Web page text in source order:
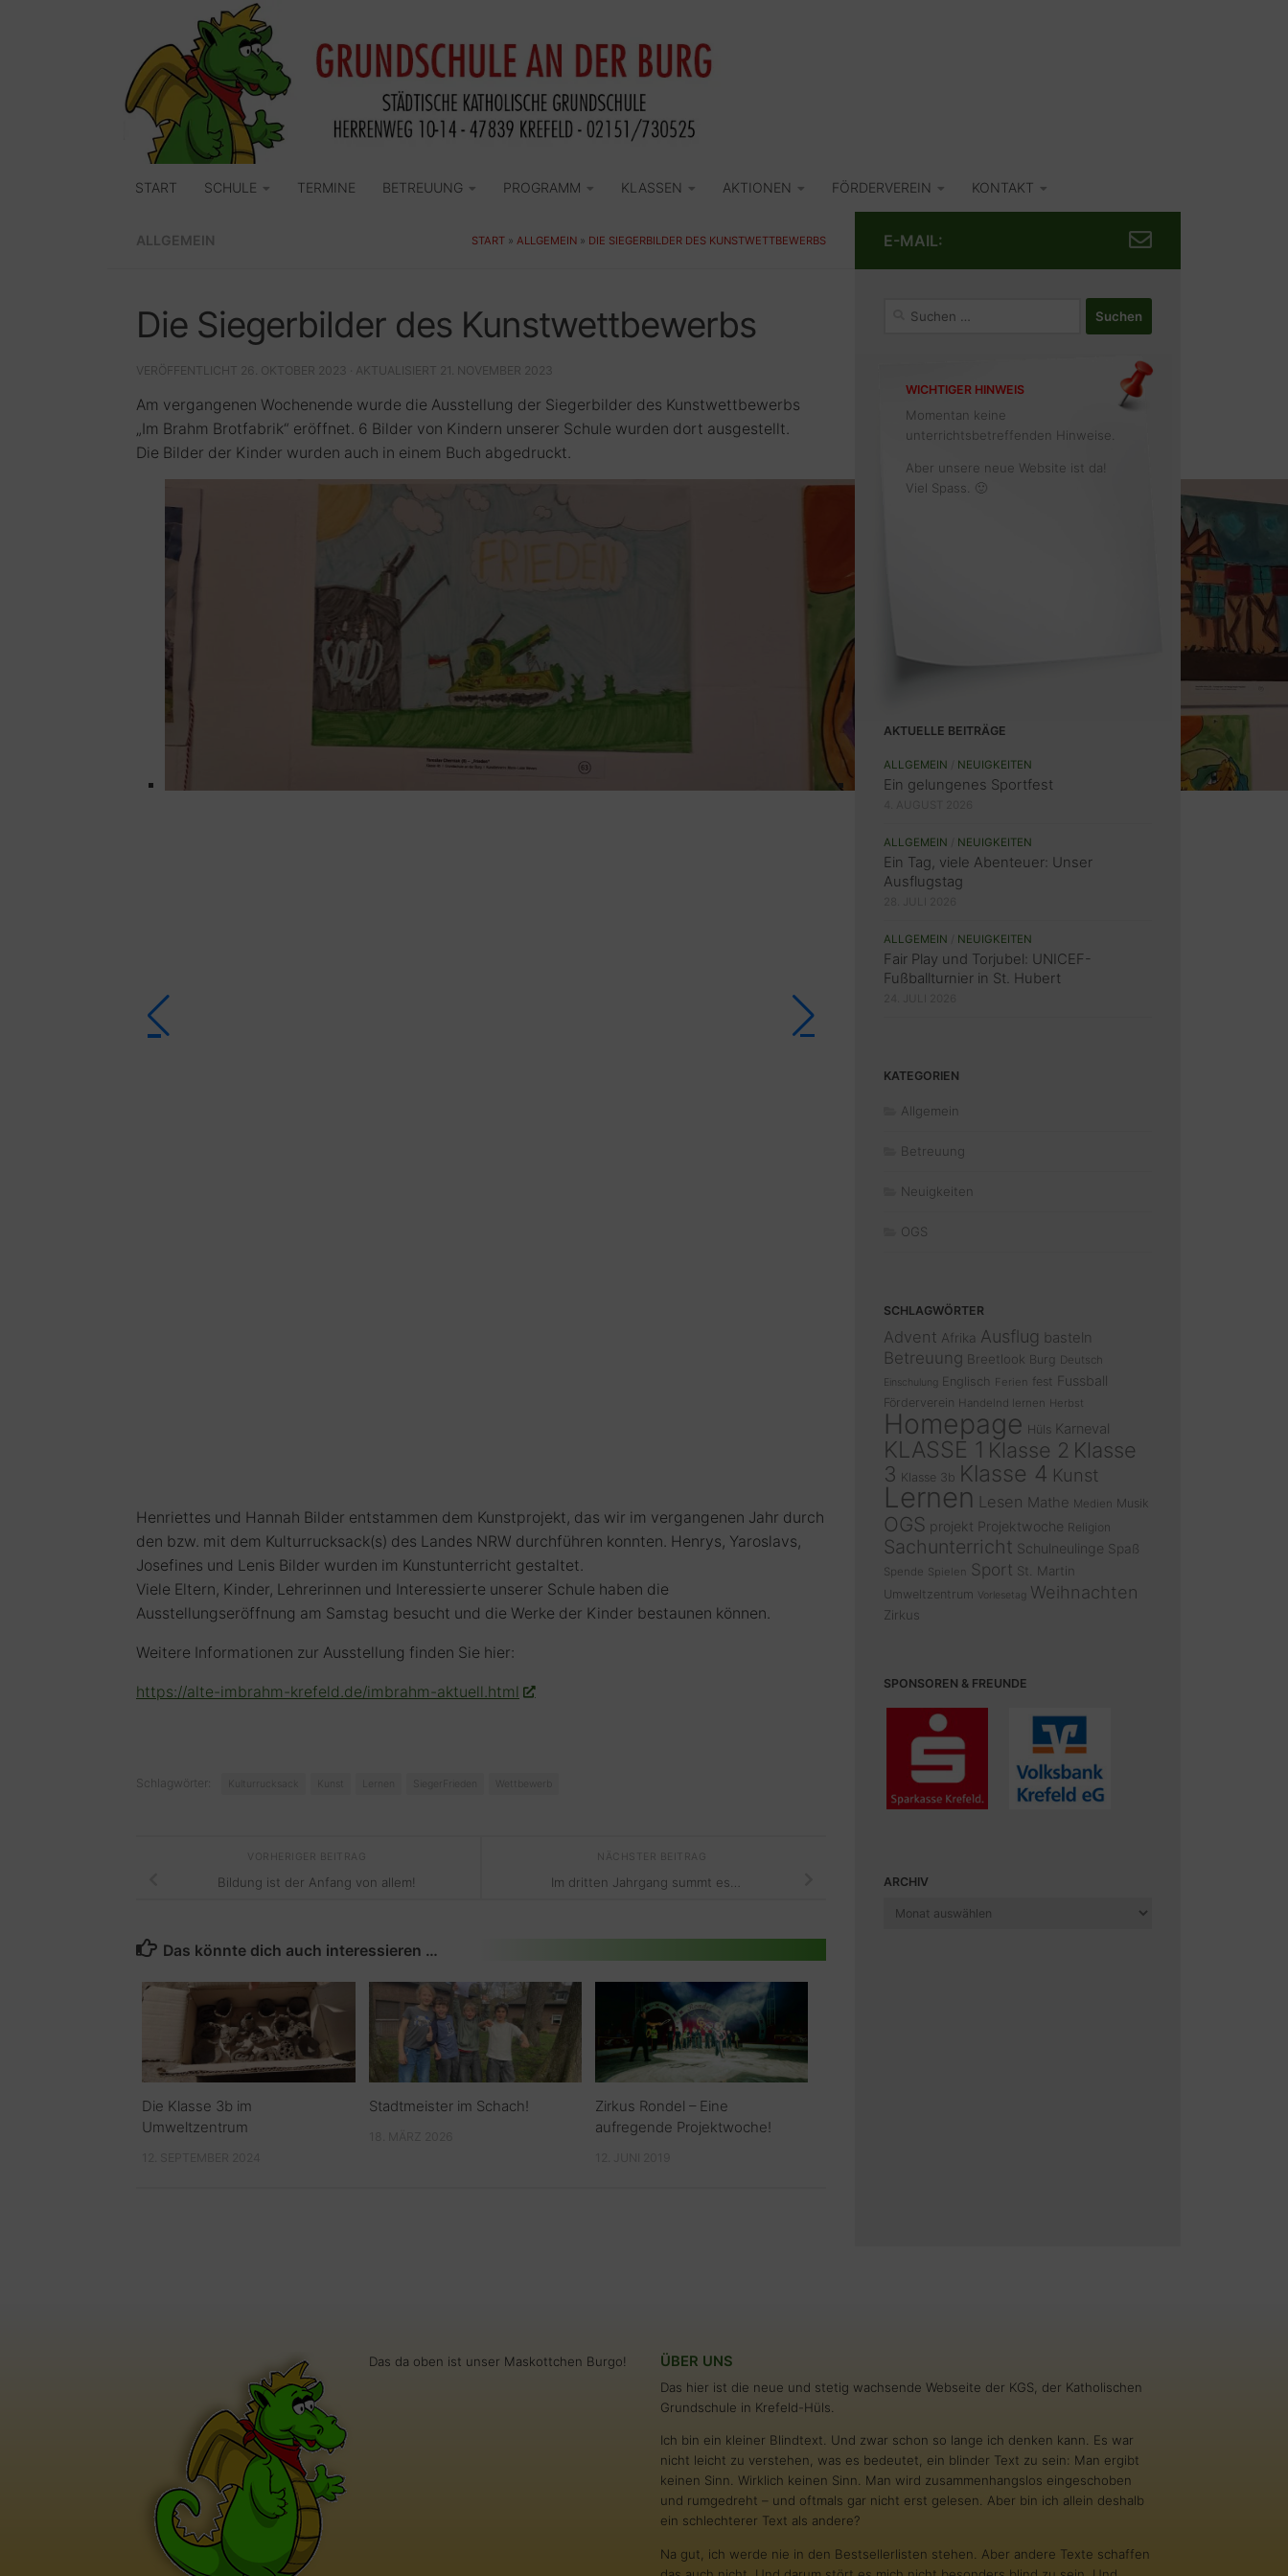
START SCHULE TERMINE BETREUUNG PROGRAMM KLASSEN AKTIONEN FÖRDERVEREIN KONTAKT
ALLGEMEIN START » ALLGEMEIN » DIE SIEGERBILDER DES KUNSTWETTBEWERBS
Die Siegerbilder des Kunstwettbewerbs
VERÖFFENTLICHT 26. OKTOBER 2023 · AKTUALISIERT 21. NOVEMBER 2023
Am vergangenen Wochenende wurde die Ausstellung der Siegerbilder des Kunstwettbewerbs
„Im Brahm Brotfabrik“ eröffnet. 6 Bilder von Kindern unserer Schule wurden dort ausgestellt.
Die Bilder der Kinder wurden auch in einem Buch abgedruckt.
Henriettes und Hannah Bilder entstammen dem Kunstprojekt, das wir im vergangenen Jahr durch
den bzw. mit dem Kulturrucksack(s) des Landes NRW durchführen konnten. Henrys, Yaroslavs,
Josefines und Lenis Bilder wurden im Kunstunterricht gestaltet.
Viele Eltern, Kinder, Lehrerinnen und Interessierte unserer Schule haben die
Ausstellungseröffnung am Samstag besucht und die Werke der Kinder bestaunen können.
Weitere Informationen zur Ausstellung finden Sie hier:
https://alte-imbrahm-krefeld.de/imbrahm-aktuell.html
Schlagwörter: Kulturrucksack Wettbewerb
Im dritten Jahrgang summt es…
VORHERIGER BEITRAG
Bildung ist der Anfang von allem!
Das könnte dich auch interessieren …
Die Klasse 3b im
Umweltzentrum
Stadtmeister im Schach!
Zirkus Rondel – Eine
aufregende Projektwoche!
E-MAIL:
WICHTIGER HINWEIS
Momentan keine
unterrichtsbetreffenden Hinweise.
Aber unsere neue Website ist da!
Viel Spass. 🙂
AKTUELLE BEITRÄGE
ALLGEMEIN NEUIGKEITEN
Ein gelungenes Sportfest
ALLGEMEIN NEUIGKEITEN
Ein Tag, viele Abenteuer: Unser
Ausflugstag
ALLGEMEIN NEUIGKEITEN
Fair Play und Torjubel: UNICEF-
Fußballturnier in St. Hubert
KATEGORIEN
Allgemein
Betreuung
Neuigkeiten
OGS
SCHLAGWÖRTER
Advent Afrika Ausflug basteln
Betreuung Breetlook Burg Deutsch
Einschulung Englisch Ferien fest Fussball
Förderverein Handelnd lernen Herbst
Homepage Hüls Karneval
KLASSE 1 Klasse 2 Klasse
3 Klasse 3b Klasse 4 Kunst
Lernen Lesen Mathe Medien Musik
OGS projekt Projektwoche Religion
Sachunterricht Schulneulinge Spaß
Spende Spielen Sport St. Martin
Umweltzentrum Vorlesetag Weihnachten
Zirkus
SPONSOREN & FREUNDE
ARCHIV
Archiv
Das da oben ist unser Maskottchen Burgo! ÜBER UNS
Das hier ist die neue und stetig wachsende Webseite der KGS, der Katholischen
Grundschule in Krefeld-Hüls.
Ich bin ein kleiner Blindtext. Und zwar schon so lange ich denken kann. Es war
nicht leicht zu verstehen, was es bedeutet, ein blinder Text zu sein: Man ergibt
keinen Sinn. Wirklich keinen Sinn. Man wird zusammenhangslos eingeschoben
und rumgedreht – und oftmals gar nicht erst gelesen. Aber bin ich allein deshalb
ein schlechterer Text als andere?
Na gut, ich werde nie in den Bestsellerlisten stehen. Aber andere Texte schaffen